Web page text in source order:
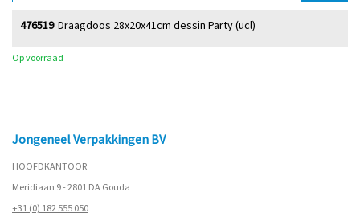
Draagdoos 28x20x41cm dessin Party (ucl)
476519
Op voorraad
Jongeneel Verpakkingen BV
HOOFDKANTOOR
Meridiaan 9 - 2801 DA Gouda
+31 (0) 182 555 050